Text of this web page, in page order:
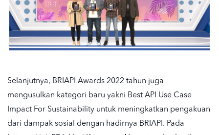
Selanjutnya, BRIAPI Awards 2022 tahun juga
mengusulkan kategori baru yakni Best API Use Case
Impact For Sustainability untuk meningkatkan pengakuan
dari dampak sosial dengan hadirnya BRIAPI. Pada